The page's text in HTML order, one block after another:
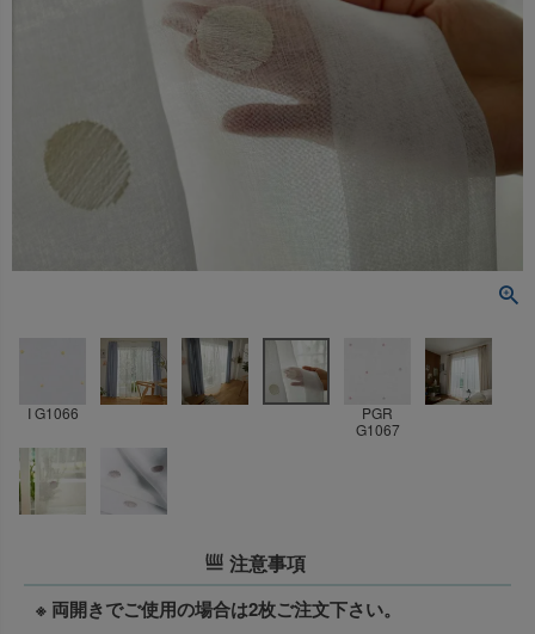
I G1066
PGR
G1067
注意事項
※ 両開きでご使用の場合は2枚ご注文下さい。